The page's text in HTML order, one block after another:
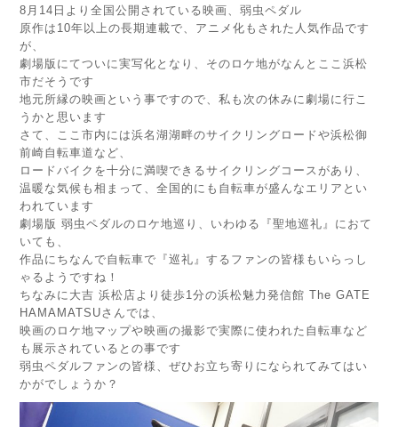
8月14日より全国公開されている映画、弱虫ペダル
原作は10年以上の長期連載で、アニメ化もされた人気作品です
が、
劇場版にてついに実写化となり、そのロケ地がなんとここ浜松
市だそうです
地元所縁の映画という事ですので、私も次の休みに劇場に行こ
うかと思います
さて、ここ市内には浜名湖湖畔のサイクリングロードや浜松御
前崎自転車道など、
ロードバイクを十分に満喫できるサイクリングコースがあり、
温暖な気候も相まって、全国的にも自転車が盛んなエリアとい
われています
劇場版 弱虫ペダルのロケ地巡り、いわゆる『聖地巡礼』におて
いても、
作品にちなんで自転車で『巡礼』するファンの皆様もいらっし
ゃるようですね！
ちなみに大吉 浜松店より徒歩1分の浜松魅力発信館 The GATE
HAMAMATSUさんでは、
映画のロケ地マップや映画の撮影で実際に使われた自転車など
も展示されているとの事です
弱虫ペダルファンの皆様、ぜひお立ち寄りになられてみてはい
かがでしょうか？